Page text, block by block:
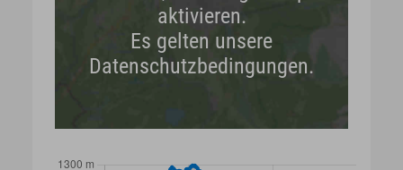
aktivieren.
Es gelten unsere
Datenschutzbedingungen.